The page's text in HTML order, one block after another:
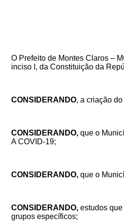
O Prefeito de Montes Claros –
inciso I, da Constituição da
CONSIDERANDO, a criação
CONSIDERANDO, que o
A COVID-19;
CONSIDERANDO, que o
CONSIDERANDO, estudos
grupos específicos;